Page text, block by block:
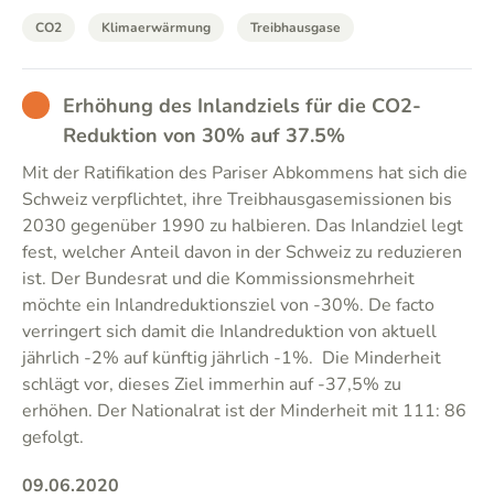
CO2 Klimaerwärmung Treibhausgase
BAD Erhöhung des Inlandziels für die CO2-
Reduktion von 30% auf 37.5%
Mit der Ratifikation des Pariser Abkommens hat sich die
Schweiz verpflichtet, ihre Treibhausgasemissionen bis
2030 gegenüber 1990 zu halbieren. Das Inlandziel legt
fest, welcher Anteil davon in der Schweiz zu reduzieren
ist. Der Bundesrat und die Kommissionsmehrheit
möchte ein Inlandreduktionsziel von -30%. De facto
verringert sich damit die Inlandreduktion von aktuell
jährlich -2% auf künftig jährlich -1%. Die Minderheit
schlägt vor, dieses Ziel immerhin auf -37,5% zu
erhöhen. Der Nationalrat ist der Minderheit mit 111: 86
gefolgt.
09.06.2020